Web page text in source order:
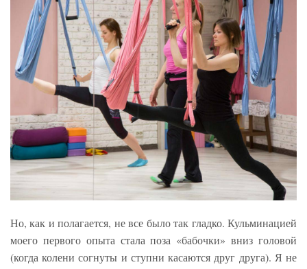
Но, как и полагается, не все было так гладко. Кульминацией
моего первого опыта стала поза «бабочки» вниз головой
(когда колени согнуты и ступни касаются друг друга). Я не